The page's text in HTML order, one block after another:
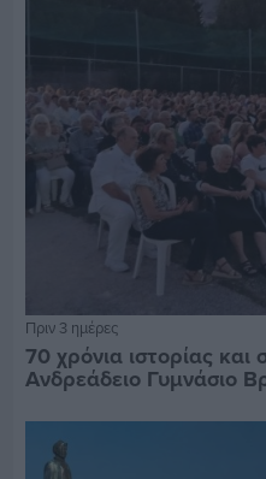
Πριν 3 ημέρες
70 χρόνια ιστορίας και
Ανδρεάδειο Γυμνάσιο